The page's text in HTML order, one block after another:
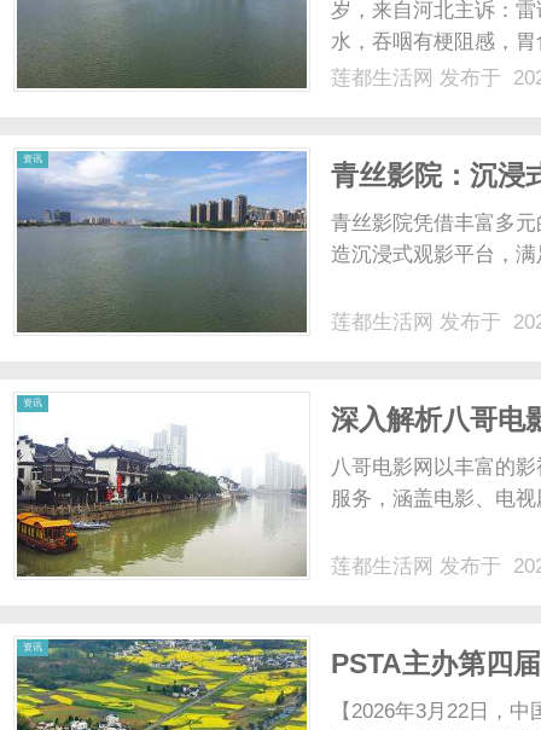
岁，来自河北主诉：
水，吞咽有梗阻感，
诊断，小昕被确诊为
莲都生活网 发布于
资讯
青丝影院：沉浸
青丝影院凭借丰富多
造沉浸式观影平台，
莲都生活网 发布于
资讯
深入解析八哥电
八哥电影网以丰富的
服务，涵盖电影、电
莲都生活网 发布于
资讯
PSTA主办第四
圆满结束
【2026年3月22日，